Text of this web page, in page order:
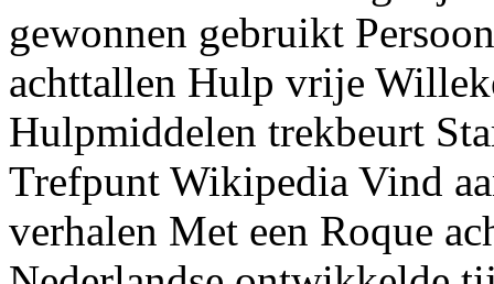
gewonnen gebruikt
achttallen Hulp vrije
Hulpmiddelen trekbeurt
Trefpunt Wikipedia Vind
verhalen Met een Roque